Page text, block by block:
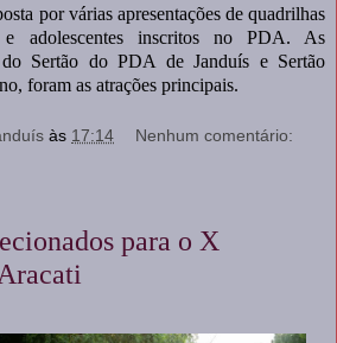
por várias apresentações de quadrilhas
adolescentes inscritos no PDA. As
Sertão do PDA de Janduís e Sertão
foram as atrações principais.
às 17:14 Nenhum comentário:
para o X